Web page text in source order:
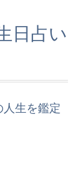
日占い
人生を鑑定